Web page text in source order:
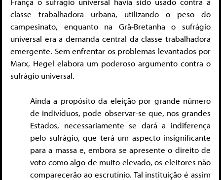
classe trabalhadora urbana, utilizando o peso do
campesinato, enquanto na Grã-Bretanha o sufrágio
universal era a demanda central da classe trabalhadora
emergente. Sem enfrentar os problemas levantados por
Marx, Hegel elabora um poderoso argumento contra o
sufrágio universal.
Ainda a propósito da eleição por grande número
de indivíduos, pode observar-se que, nos grandes
Estados, necessariamente se dará a indiferença
pelo sufrágio, que terá um aspecto insignificante
para a massa e, embora se apresente o direito de
voto como algo de muito elevado, os eleitores não
comparecerão ao escrutínio. Tal instituição é assim